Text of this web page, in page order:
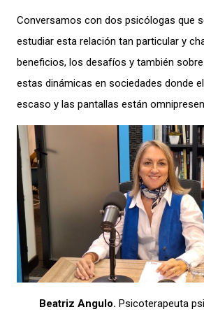
Conversamos con dos psicólogas que
estudiar esta relación tan particular y
beneficios, los desafíos y también
estas dinámicas en sociedades donde
escaso y las pantallas están
Beatriz Angulo. Psicoterapeuta